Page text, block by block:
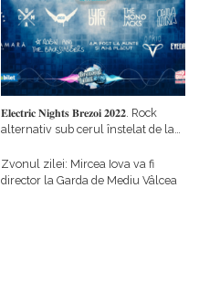
𝐄𝐥𝐞𝐜𝐭𝐫𝐢𝐜 𝐍𝐢𝐠𝐡𝐭𝐬 𝐁𝐫𝐞𝐳𝐨𝐢 𝟐𝟎𝟐𝟐. Rock
alternativ sub cerul înstelat de la
Zvonul zilei: Mircea Iova va fi
director la Garda de Mediu Vâlcea